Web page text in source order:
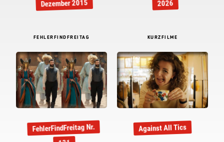
Dezember 2015 2026
FEHLERFINDFREITAG
FehlerFindFreitag Nr.
KURZFILME
Against All Tics